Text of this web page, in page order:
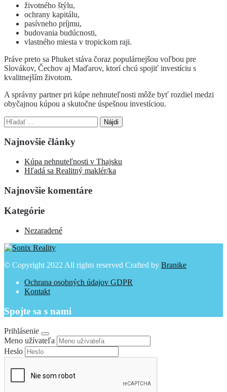
životného štýlu,
ochrany kapitálu,
pasívneho príjmu,
budovania budúcnosti,
vlastného miesta v tropickom raji.
Práve preto sa Phuket stáva čoraz populárnejšou voľbou pre
Slovákov, Čechov aj Maďarov, ktorí chcú spojiť investíciu s
kvalitnejším životom.
A správny partner pri kúpe nehnuteľnosti môže byť rozdiel medzi
obyčajnou kúpou a skutočne úspešnou investíciou.
Hľadať:
Najnovšie články
Kúpa nehnuteľnosti v Thajsku
Hľadá sa Realitný maklér/ka
Najnovšie komentáre
Kategórie
Nezaradené
© Copyright 2022 All rights reserved Crafted by Branike
Ochrana osobných údajov GDPR
Kontakt
Spojte sa s nami
Prihlásenie
Meno užívateľa
Heslo